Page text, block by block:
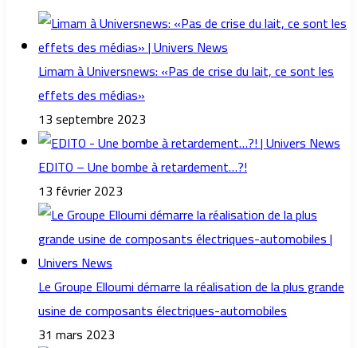
Limam à Universnews: «Pas de crise du lait, ce sont les
effets des médias»
13 septembre 2023
EDITO – Une bombe à retardement…?!
13 février 2023
Le Groupe Elloumi démarre la réalisation de la plus grande
usine de composants électriques-automobiles
31 mars 2023